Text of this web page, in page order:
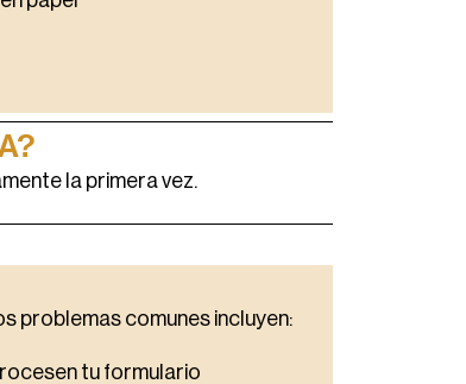
la primera vez.
problemas comunes incluyen:
tu formulario